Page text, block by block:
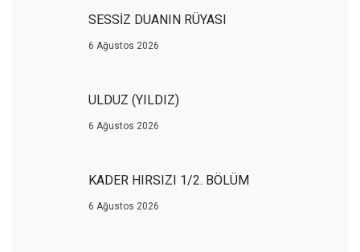
SESSİZ DUANIN RÜYASI
6 Ağustos 2026
ULDUZ (YILDIZ)
6 Ağustos 2026
KADER HIRSIZI 1/2. BÖLÜM
6 Ağustos 2026